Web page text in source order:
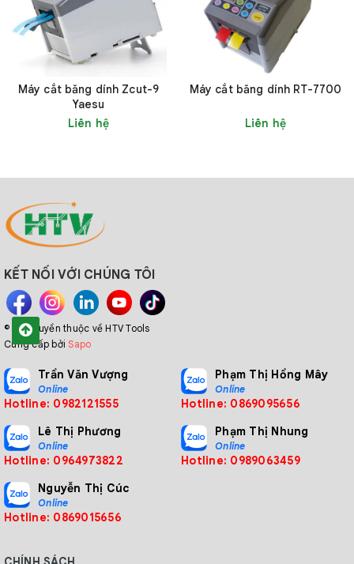
Máy cắt băng dính Zcut-9
Yaesu
Liên hệ
Máy cắt băng dính RT-7700
Liên hệ
KẾT NỐI VỚI CHÚNG TÔI
© Bản quyền thuộc về HTV Tools
Cung cấp bởiSapo
Trần Văn Vượng
Online
Hotline: 0982121555
Phạm Thị Hồng Mây
Online
Hotline: 0869095656
Lê Thị Phương
Online
Hotline: 0964973822
Phạm Thị Nhung
Online
Hotline: 0989063459
Nguyễn Thị Cúc
Online
Hotline: 0869015656